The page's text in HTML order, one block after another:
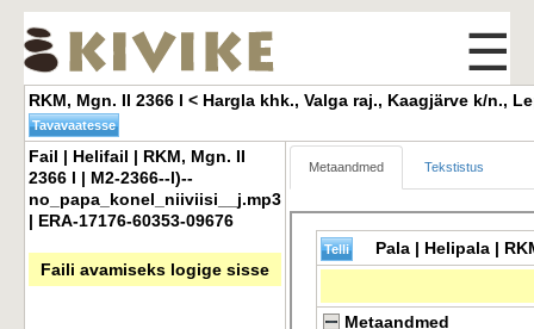
☰
RKM, Mgn. II 2366 l < Hargla khk., Valga raj., Kaagjärve k/n.,
Fail | Helifail | RKM, Mgn. II
2366 l | M2-2366--l)--
no_papa_konel_niiviisi__j.mp3
| ERA-17176-60353-09676
Faili avamiseks logige sisse
Metaandmed Tekstistus